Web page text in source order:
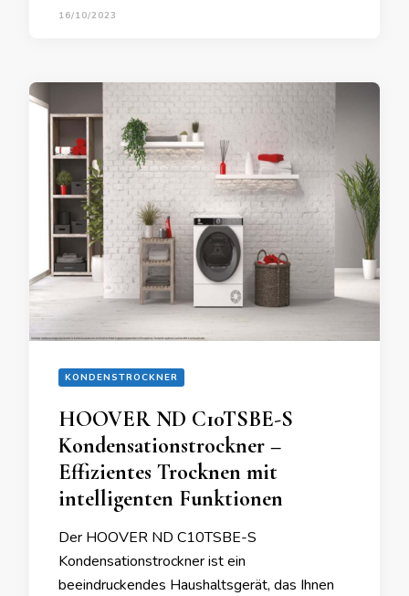
16/10/2023
KONDENSTROCKNER
HOOVER ND C10TSBE-S
Kondensationstrockner –
Effizientes Trocknen mit
intelligenten Funktionen
Der HOOVER ND C10TSBE-S
Kondensationstrockner ist ein
beeindruckendes Haushaltsgerät, das Ihnen